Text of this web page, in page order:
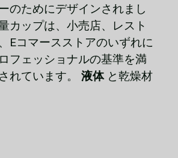
のためにデザインされまし
カップは、小売店、レスト
Eコマースストアのいずれに
フェッショナルの基準を満
れています。 液体と乾燥材